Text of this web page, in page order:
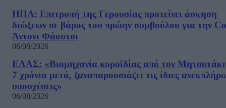
ΗΠΑ: Επιτροπή της Γερουσίας προτείνει άσκηση
διώξεων σε βάρος του πρώην συμβούλου για την
Άντονι Φάουτσι
06/08/2026
ΕΛΑΣ: «Βιομηχανία κοροϊδίας από τον
7 χρόνια μετά, ξαναπαρουσιάζει τις ίδιες
υποσχέσεις»
06/08/2026